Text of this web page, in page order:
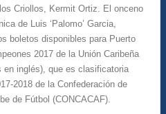
Criollos, Kermit Ortiz. El onceno
de Luis ‘Palomo’ Garcia,
boletos disponibles para Puerto
2017 de la Unión Caribeña
inglés), que es clasificatoria
2018 de la Confederación de
de Fútbol (CONCACAF).